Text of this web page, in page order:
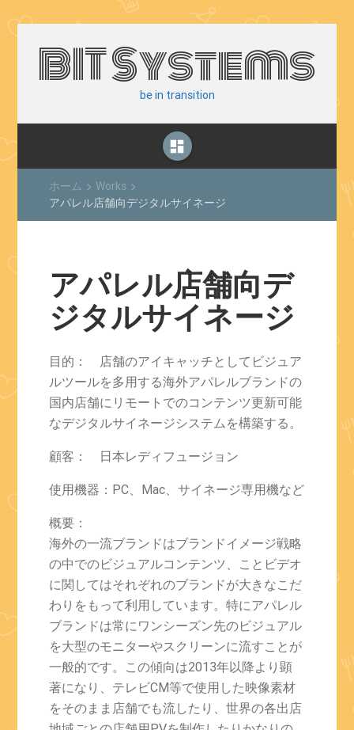
BIT Systems
be in transition
dashboard
ホーム keyboard_arrow_right Works keyboard_arrow_right
アパレル店舗向デジタルサイネージ
アパレル店舗向デ
ジタルサイネージ
目的： 店舗のアイキャッチとしてビジュア
ルツールを多用する海外アパレルブランドの
国内店舗にリモートでのコンテンツ更新可能
なデジタルサイネージシステムを構築する。
顧客： 日本レディフュージョン
使用機器：PC、Mac、サイネージ専用機など
概要：
海外の一流ブランドはブランドイメージ戦略
の中でのビジュアルコンテンツ、ことビデオ
に関してはそれぞれのブランドが大きなこだ
わりをもって利用しています。特にアパレル
ブランドは常にワンシーズン先のビジュアル
を大型のモニターやスクリーンに流すことが
一般的です。この傾向は2013年以降より顕
著になり、テレビCM等で使用した映像素材
をそのまま店舗でも流したり、世界の各出店